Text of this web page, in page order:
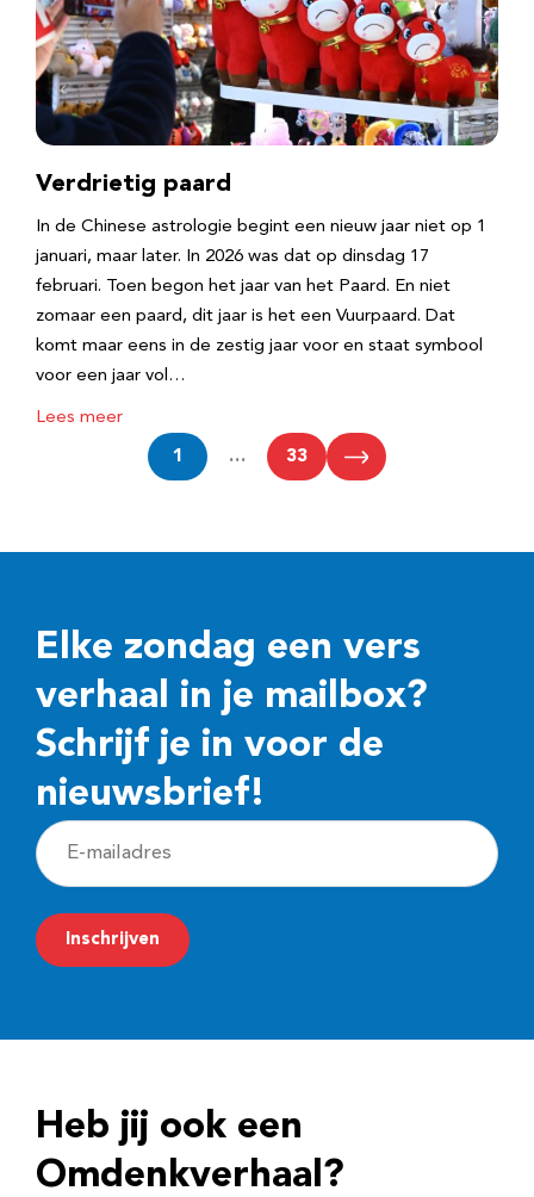
Verdrietig paard
In de Chinese astrologie begint een nieuw jaar niet op 1
januari, maar later. In 2026 was dat op dinsdag 17
februari. Toen begon het jaar van het Paard. En niet
zomaar een paard, dit jaar is het een Vuurpaard. Dat
komt maar eens in de zestig jaar voor en staat symbool
voor een jaar vol…
Lees meer
1 … 33
Elke zondag een vers
verhaal in je mailbox?
Schrijf je in voor de
nieuwsbrief!
E
-
m
a
r
e
Inschrijven
Heb jij ook een
Omdenkverhaal?